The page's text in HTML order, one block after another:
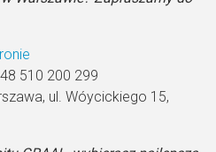
510 200 299
ul. Wóycickiego 15,